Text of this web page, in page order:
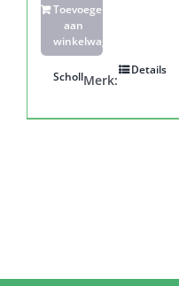
Toevoegen
aan
winkelwagen
Details
Merk:
Scholl